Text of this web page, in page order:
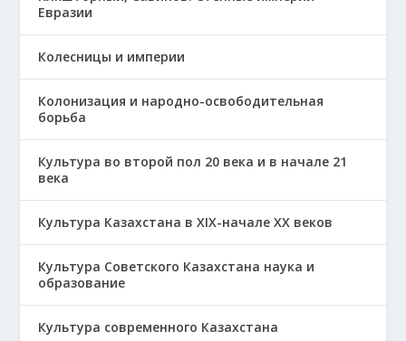
Евразии
Колесницы и империи
Колонизация и народно-освободительная
борьба
Культура во второй пол 20 века и в начале 21
века
Культура Казахстана в ХІХ-начале ХХ веков
Культура Советского Казахстана наука и
образование
Культура современного Казахстана